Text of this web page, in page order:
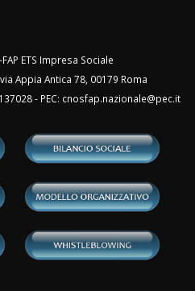
ETS Impresa Sociale
Appia Antica 78, 00179 Roma
- PEC: cnosfap.nazionale@pec.it